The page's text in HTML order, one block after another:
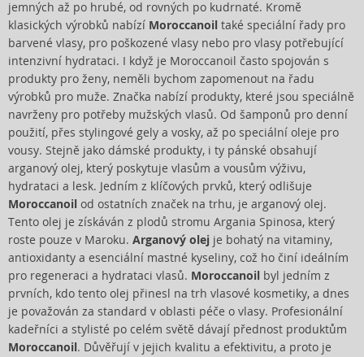
jemných až po hrubé, od rovných po kudrnaté. Kromě
klasických výrobků nabízí Moroccanoil také speciální řady pro
barvené vlasy, pro poškozené vlasy nebo pro vlasy potřebující
intenzivní hydrataci. I když je Moroccanoil často spojován s
produkty pro ženy, neměli bychom zapomenout na řadu
výrobků pro muže. Značka nabízí produkty, které jsou speciálně
navrženy pro potřeby mužských vlasů. Od šamponů pro denní
použití, přes stylingové gely a vosky, až po speciální oleje pro
vousy. Stejně jako dámské produkty, i ty pánské obsahují
arganový olej, který poskytuje vlasům a vousům výživu,
hydrataci a lesk. Jedním z klíčových prvků, který odlišuje
Moroccanoil od ostatních značek na trhu, je arganový olej.
Tento olej je získáván z plodů stromu Argania Spinosa, který
roste pouze v Maroku. Arganový olej je bohatý na vitaminy,
antioxidanty a esenciální mastné kyseliny, což ho činí ideálním
pro regeneraci a hydrataci vlasů. Moroccanoil byl jedním z
prvních, kdo tento olej přinesl na trh vlasové kosmetiky, a dnes
je považován za standard v oblasti péče o vlasy. Profesionální
kadeřníci a stylisté po celém světě dávají přednost produktům
Moroccanoil. Důvěřují v jejich kvalitu a efektivitu, a proto je